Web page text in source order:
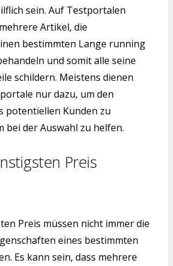
sein. Auf Testportalen
Artikel, die
bestimmten Lange running
und somit alle seine
schildern. Meistens dienen
nur dazu, um den
potentiellen Kunden zu
bei der Auswahl zu helfen.
Preis
Preis müssen nicht immer die
eines bestimmten
Es kann sein, dass mehrere